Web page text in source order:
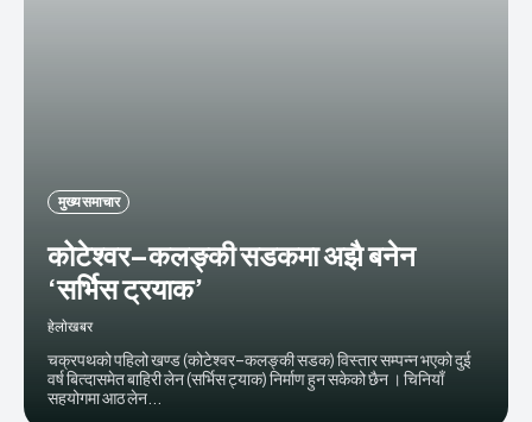
मुख्य समाचार
कोटेश्वर–कलङ्की सडकमा अझै बनेन
‘सर्भिस ट्रयाक’
हेलाेखबर
चक्रपथको पहिलो खण्ड (कोटेश्वर–कलङ्की सडक) विस्तार सम्पन्न भएको दुई
वर्ष बित्दासमेत बाहिरी लेन (सर्भिस ट्याक) निर्माण हुन सकेको छैन । चिनियाँ
सहयोगमा आठ लेन...